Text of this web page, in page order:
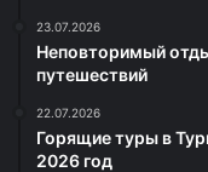
23.07.2026
Неповторимый
путешествий
22.07.2026
Горящие туры в
2026 год